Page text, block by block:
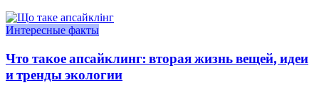
Интересные факты
Что такое апсайклинг: вторая жизнь вещей, идеи
и тренды экологии